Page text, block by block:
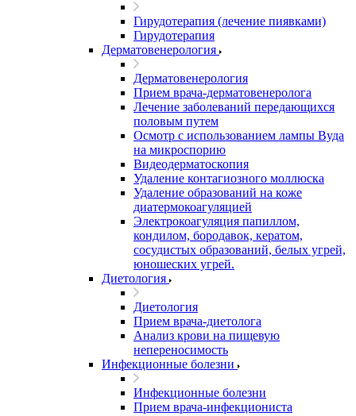
Гирудотерапия (лечение пиявками)
Гирудотерапия
Дерматовенерология
Дерматовенерология
Прием врача-дерматовенеролога
Лечение заболеваний передающихся
половым путем
Осмотр с использованием лампы Вуда
на микроспорию
Видеодерматоскопия
Удаление контагиозного моллюска
Удаление образований на коже
диатермокоагуляцией
Электрокоагуляция папиллом,
кондилом, бородавок, кератом,
сосудистых образований, белых угрей,
юношеских угрей.
Диетология
Диетология
Прием врача-диетолога
Анализ крови на пищевую
непереносимость
Инфекционные болезни
Инфекционные болезни
Прием врача-инфекциониста